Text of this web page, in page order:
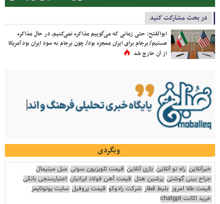
در بحث مشارکت کنید
ابوالفتح: حتی زمانی که می‌گوییم مذاکره نمی‌کنیم، در حال مذاکره
هستیم/ برجام برای ایران معجزه بود/ چون برجام به سود ایران بود آمریکا
از آن خارج شد
وبگردی
خبرآنلاین راه نو آنلاین بازی آنلاین قیمت تلویزیون سونی مبل مینیمال
جراح بینی گوشتی پرشین هتل قیمت آهن فولاد ایرانیان اعتبارسنجی بانکی
قیمت طلا امروز بلیط قطار شرکت رادوکو قیمت پروفیل سایت یوتوتایمز
خرید اکانت chatgpt